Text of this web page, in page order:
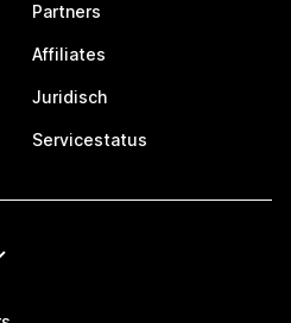
Partners
Affiliates
Juridisch
Servicestatus